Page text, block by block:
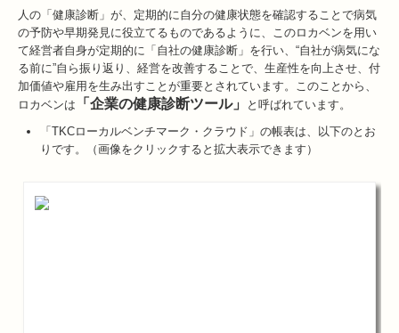
人の「健康診断」が、定期的に自分の健康状態を確認することで病気
の予防や早期発見に役立てるものであるように、このロカベンを用い
て経営者自身が定期的に「自社の健康診断」を行い、“自社が病気にな
る前に”自ら振り返り、経営を改善することで、生産性を向上させ、付
加価値や雇用を生み出すことが重要とされています。このことから、
ロカベンは
「企業の健康診断ツール」
と呼ばれています。
「TKCローカルベンチマーク・クラウド」の帳表は、以下のとお
りです。（画像をクリックすると拡大表示できます）